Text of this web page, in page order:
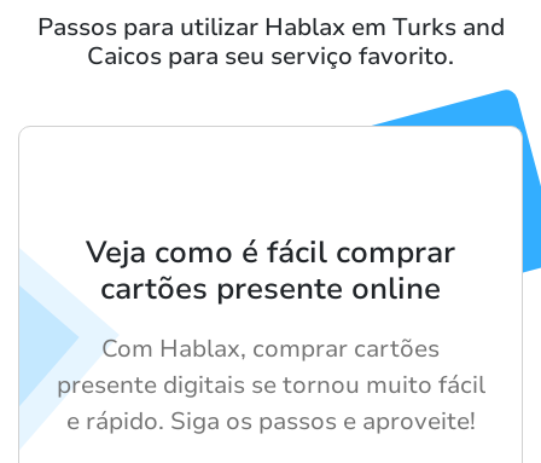
Passos para utilizar Hablax em Turks and
Caicos para seu serviço favorito.
Veja como é fácil comprar
cartões presente online
Com Hablax, comprar cartões
presente digitais se tornou muito fácil
e rápido. Siga os passos e aproveite!